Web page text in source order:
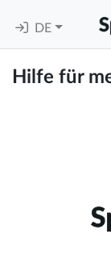
DE
Hilfe für